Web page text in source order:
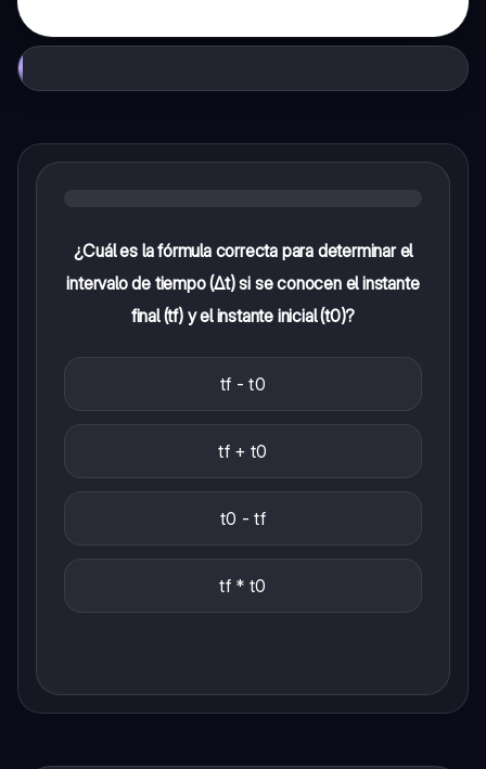
¿Cuál es la fórmula correcta para determinar el
intervalo de tiempo (Δt) si se conocen el instante
final (tf) y el instante inicial (t0)?
tf - t0
tf + t0
t0 - tf
tf * t0